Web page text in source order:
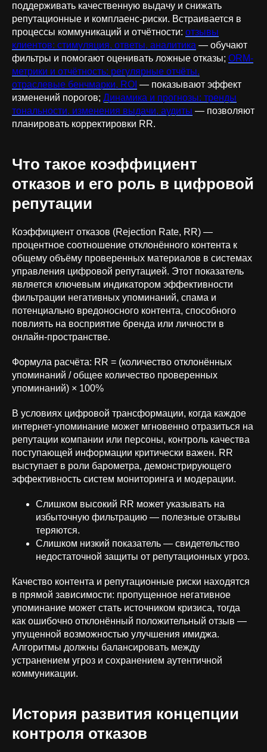
поддерживать качественную выдачу и снижать
репутационные и комплаенс-риски. Встраивается в
процессы коммуникаций и отчётности: отзывы
клиентов: стимуляция, ответы, аналитика — обучают
фильтры и помогают оценивать ложные отказы; ORM-
метрики и отчётность: регулярные отчёты,
отраслевые бенчмарки, ROI — показывают эффект
изменений порогов; Динамика и прогнозы: тренды
тональности, изменения выдачи, аудиты — позволяют
планировать корректировки RR.
Что такое коэффициент
отказов и его роль в цифровой
репутации
Коэффициент отказов (Rejection Rate, RR) —
процентное соотношение отклонённого контента к
общему объёму проверенных материалов в системах
управления цифровой репутацией. Этот показатель
является ключевым индикатором эффективности
фильтрации негативных упоминаний, спама и
потенциально вредоносного контента, способного
повлиять на восприятие бренда или личности в
онлайн-пространстве.
Формула расчёта: RR = (количество отклонённых
упоминаний / общее количество проверенных
упоминаний) × 100%
В условиях цифровой трансформации, когда каждое
интернет-упоминание может мгновенно отразиться на
репутации компании или персоны, контроль качества
поступающей информации критически важен. RR
выступает в роли барометра, демонстрирующего
эффективность систем мониторинга и модерации.
Слишком высокий RR может указывать на
избыточную фильтрацию — полезные отзывы
теряются.
Слишком низкий показатель — свидетельство
недостаточной защиты от репутационных угроз.
Качество контента и репутационные риски находятся
в прямой зависимости: пропущенное негативное
упоминание может стать источником кризиса, тогда
как ошибочно отклонённый положительный отзыв —
упущенной возможностью улучшения имиджа.
Алгоритмы должны балансировать между
устранением угроз и сохранением аутентичной
коммуникации.
История развития концепции
контроля отказов